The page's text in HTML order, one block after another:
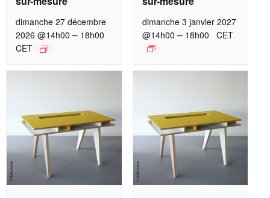
dimanche 27 décembre
2026 @14h00 – 18h00
CET
dimanche 3 janvier 2027
@14h00 – 18h00 CET